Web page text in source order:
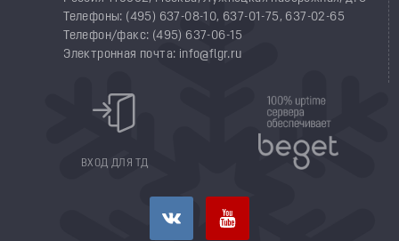
Телефоны: (495) 637-08-10, 637-01-75, 637-02-65
Телефон/факс: (495) 637-06-15
Электронная почта: info@flgr.ru
ВХОД ДЛЯ ТД